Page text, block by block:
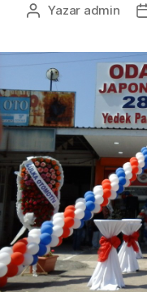
Yazının
Yazar admin